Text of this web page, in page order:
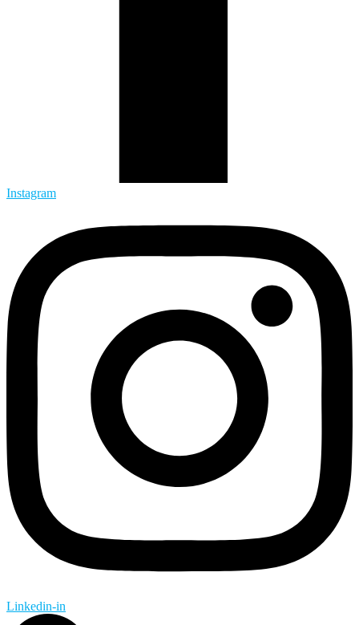
Instagram
Linkedin-in